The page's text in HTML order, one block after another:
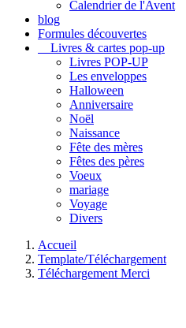
Calendrier de l'Avent
blog
Formules découvertes
Livres & cartes pop-up
Livres POP-UP
Les enveloppes
Halloween
Anniversaire
Noël
Naissance
Fête des mères
Fêtes des pères
Voeux
mariage
Voyage
Divers
Accueil
Template/Téléchargement
Téléchargement Merci